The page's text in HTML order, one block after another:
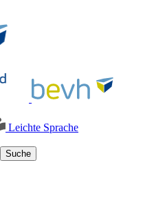
Leichte Sprache
Suche